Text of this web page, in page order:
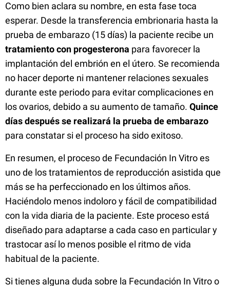
Como bien aclara su nombre, en esta fase toca
esperar. Desde la transferencia embrionaria hasta la
prueba de embarazo (15 días) la paciente recibe un
tratamiento con progesterona para favorecer la
implantación del embrión en el útero. Se recomienda
no hacer deporte ni mantener relaciones sexuales
durante este periodo para evitar complicaciones en
los ovarios, debido a su aumento de tamaño. Quince
días después se realizará la prueba de embarazo
para constatar si el proceso ha sido exitoso.
En resumen, el proceso de Fecundación In Vitro es
uno de los tratamientos de reproducción asistida que
más se ha perfeccionado en los últimos años.
Haciéndolo menos indoloro y fácil de compatibilidad
con la vida diaria de la paciente. Este proceso está
diseñado para adaptarse a cada caso en particular y
trastocar así lo menos posible el ritmo de vida
habitual de la paciente.
Si tienes alguna duda sobre la Fecundación In Vitro o